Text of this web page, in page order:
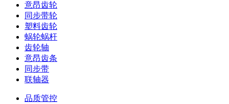
意昂齿轮
同步带轮
塑料齿轮
蜗轮蜗杆
齿轮轴
意昂齿条
同步带
联轴器
品质管控